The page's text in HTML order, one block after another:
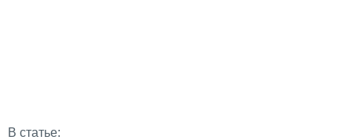
В статье: